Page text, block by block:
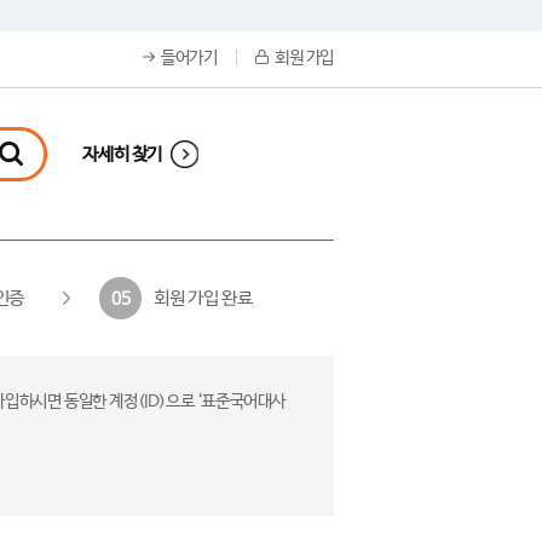
들어가기 회원 가입
자세히 찾기
증 05 회원 가입 완료
하시면 동일한 계정(ID)으로 ‘표준국어대사